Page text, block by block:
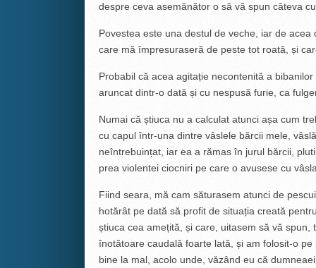
despre ceva asemănător o să vă spun câteva
Povestea este una destul de veche, iar de
care mă împresuraseră de peste tot roată, și
Probabil că acea agitație necontenită a
aruncat dintr-o dată și cu nespusă furie, ca
Numai că știuca nu a calculat atunci așa cum
cu capul într-una dintre vâslele bărcii mele,
neîntrebuințat, iar ea a rămas în jurul bărcii,
prea violentei ciocniri pe care o avusese cu
Fiind seara, mă cam săturasem atunci de
hotărât pe dată să profit de situația creată
știuca cea amețită, și care, uitasem să vă
înotătoare caudală foarte lată, și am folosit-o
bine la mal, acolo unde, văzând eu că